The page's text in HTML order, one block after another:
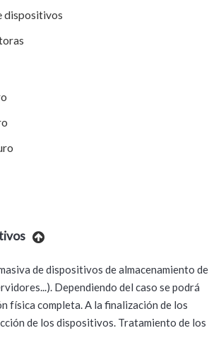
dispositivos
de dispositivos de almacenamiento de
Dependiendo del caso se podrá
física completa. A la finalización de los
de los dispositivos. Tratamiento de los